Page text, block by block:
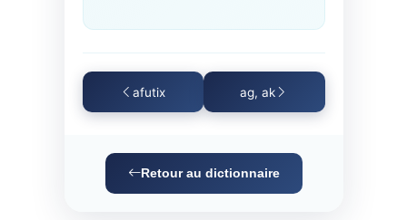
afutix ag, ak
Retour au dictionnaire